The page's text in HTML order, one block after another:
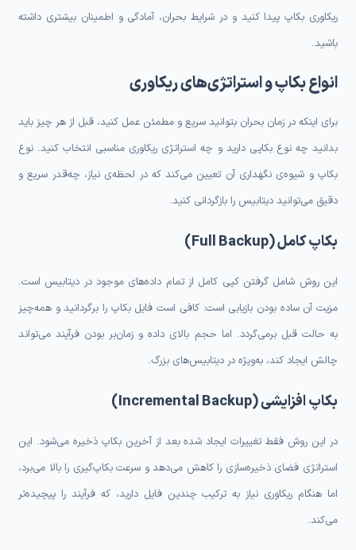
ریکاوری بکاپ پیدا کنید و در شرایط بحران، آمادگی و اطمینان بیشتری داشته
باشید.
انواع بکاپ و استراتژی‌های ریکاوری
برای اینکه در زمان بحران بتوانید سریع و مطمئن عمل کنید، قبل از هر چیز باید
بدانید چه نوع بکاپی دارید و چه استراتژی ریکاوری مناسبی انتخاب کنید. نوع
بکاپ و شیوه‌ی نگهداری آن تعیین می‌کند که در لحظه‌ی نیاز، چه‌قدر سریع و
دقیق می‌توانید دیتابیس را بازگردانی کنید.
بکاپ کامل (Full Backup)
این روش شامل گرفتن کپی کامل از تمام داده‌های موجود در دیتابیس است.
مزیت آن ساده بودن بازیابی است: کافی است فایل بکاپ را برگردانید و همه‌چیز
به حالت قبل برمی‌گردد. اما حجم بالای داده و زمان‌بر بودن فرآیند می‌تواند
چالش ایجاد کند، به‌ویژه در دیتابیس‌های بزرگ.
بکاپ افزایشی (Incremental Backup)
در این روش فقط تغییرات ایجاد شده بعد از آخرین بکاپ ذخیره می‌شود. این
استراتژی فضای ذخیره‌سازی را کاهش می‌دهد و سرعت بکاپ‌گیری را بالا می‌برد،
اما هنگام ریکاوری نیاز به ترکیب چندین فایل دارید، که فرآیند را پیچیده‌تر
می‌کند.